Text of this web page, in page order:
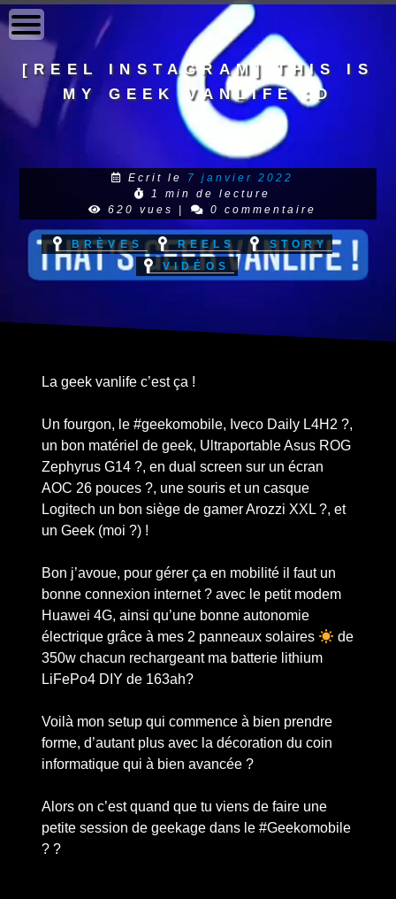
to
content
Brèves Reels
Story
Vidéos
[Reel Instagram] This is
my Geek Vanlife :D
Ecrit le 7 janvier 2022
1 min de lecture
620 vues
0 commentaire
La geek vanlife c’est ça !
Un fourgon, le #geekomobile, Iveco Daily L4H2 ?,
un bon matériel de geek, Ultraportable Asus ROG
Zephyrus G14 ?, en dual screen sur un écran
AOC 26 pouces ?, une souris et un casque
Logitech un bon siège de gamer Arozzi XXL ?, et
un Geek (moi ?) !
Bon j’avoue, pour gérer ça en mobilité il faut un
bonne connexion internet ? avec le petit modem
Huawei 4G, ainsi qu’une bonne autonomie
électrique grâce à mes 2 panneaux solaires
de
350w chacun rechargeant ma batterie lithium
LiFePo4 DIY de 163ah?
Voilà mon setup qui commence à bien prendre
forme, d’autant plus avec la décoration du coin
informatique qui à bien avancée ?
Alors on c’est quand que tu viens de faire une
petite session de geekage dans le #Geekomobile
? ?